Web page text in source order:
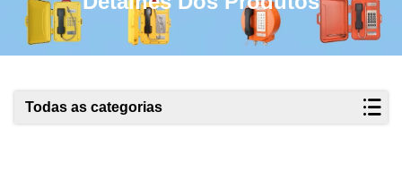
Todas as categorias